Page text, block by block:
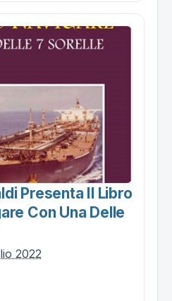
Presenta Il Libro
Con Una Delle
2022